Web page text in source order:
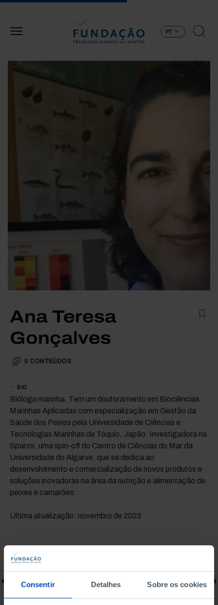
Consentir Detalhes Sobre os cookies
PT
Ana Teresa
Gonçalves
0 CONTEÚDOS
BIO
Bióloga marinha. Tem um doutoramento em Biociências
Marinhas Aplicadas com especialização em Gestão da
Saúde dos Peixes pela Universidade de Ciências e
Tecnologias Marinhas de Tóquio, Japão. Investigadora na
Sparos, uma spin-off do Centro de Ciências do Mar da
Universidade do Algarve, que se dedica ao
desenvolvimento e comercialização de novos produtos e
soluções inovadoras na área da nutrição e alimentação de
peixes e camarões.
Última atualização: novembro de 2023